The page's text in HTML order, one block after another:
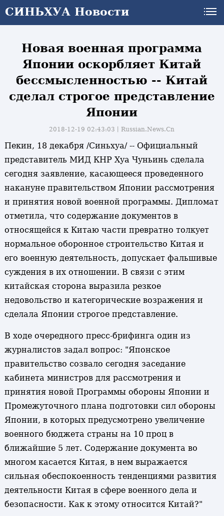
СИНЬХУА Новости
Новая военная программа
Японии оскорбляет Китай
бессмысленностью -- Китай
сделал строгое представление
Японии
2018-12-19 02:43:03丨Russian.News.Cn
Пекин, 18 декабря /Синьхуа/ -- Официальный
представитель МИД КНР Хуа Чуньинь сделала
сегодня заявление, касающееся проведенного
накануне правительством Японии рассмотрения
и принятия новой военной программы. Дипломат
отметила, что содержание документов в
относящейся к Китаю части превратно толкует
нормальное оборонное строительство Китая и
его военную деятельность, допускает фальшивые
суждения в их отношении. В связи с этим
китайская сторона выразила резкое
недовольство и категорические возражения и
сделала Японии строгое представление.
В ходе очередного пресс-брифинга один из
журналистов задал вопрос: "Японское
правительство созвало сегодня заседание
кабинета министров для рассмотрения и
принятия новой Программы обороны Японии и
Промежуточного плана подготовки сил обороны
Японии, в которых предусмотрено увеличение
военного бюджета страны на 10 проц в
ближайшие 5 лет. Содержание документа во
многом касается Китая, в нем выражается
сильная обеспокоенность тенденциями развития
деятельности Китая в сфере военного дела и
безопасности. Как к этому относится Китай?"